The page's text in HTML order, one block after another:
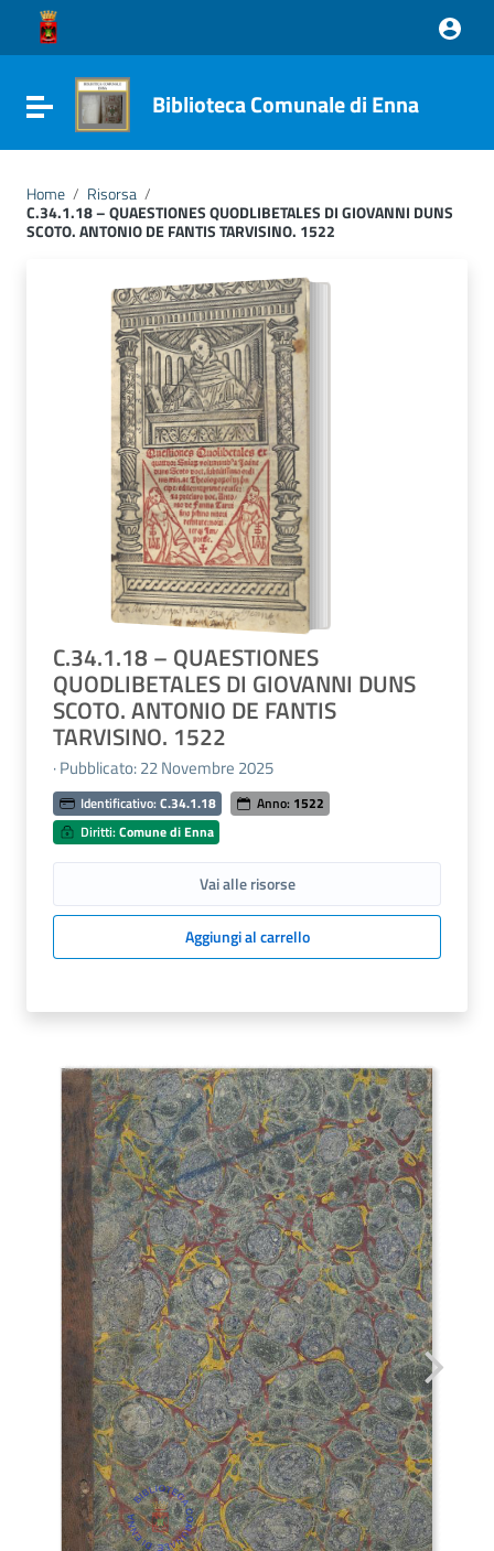
Vai ai contenuti
Vai al menu di navigazione
Vai al footer
Attiva / disattiva la navigazione
Biblioteca Comunale di Enna
Home / Risorsa /
C.34.1.18 – QUAESTIONES QUODLIBETALES DI GIOVANNI DUNS
SCOTO. ANTONIO DE FANTIS TARVISINO. 1522
C.34.1.18 – QUAESTIONES
QUODLIBETALES DI GIOVANNI DUNS
SCOTO. ANTONIO DE FANTIS
TARVISINO. 1522
· Pubblicato: 22 Novembre 2025
Identificativo: C.34.1.18 Anno: 1522
Diritti:Comune di Enna
Vai alle risorse
Aggiungi al carrello